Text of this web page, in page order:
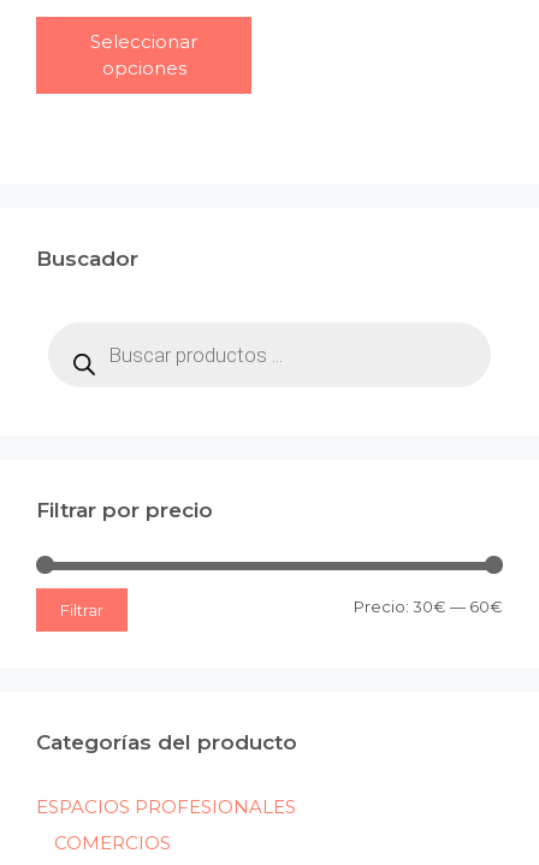
Seleccionar
opciones
Buscador
productos
Filtrar por precio
Filtrar Precio: 30€ — 60€
Categorías del producto
ESPACIOS PROFESIONALES
COMERCIOS